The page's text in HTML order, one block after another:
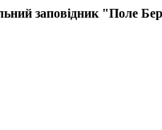
заповідник "Поле